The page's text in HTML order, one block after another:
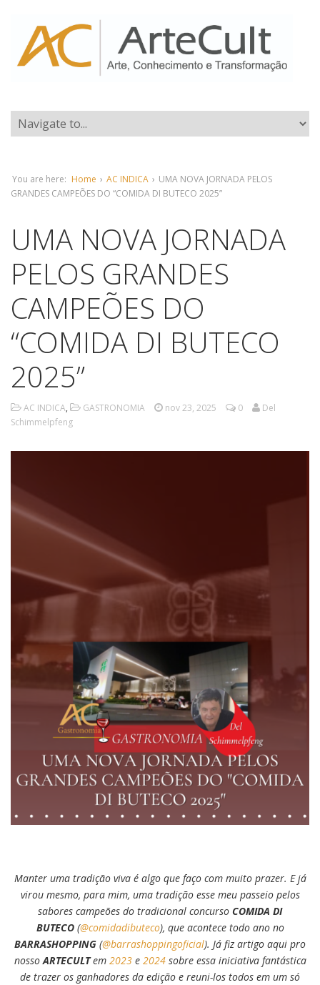
You are here: Home › AC INDICA › UMA NOVA JORNADA PELOS
GRANDES CAMPEÕES DO “COMIDA DI BUTECO 2025”
UMA NOVA JORNADA
PELOS GRANDES
CAMPEÕES DO
“COMIDA DI BUTECO
2025”
AC INDICA, GASTRONOMIA nov 23, 2025 0
Del
Schimmelpfeng
Manter uma tradição viva é algo que faço com muito prazer. E já
virou mesmo, para mim, uma tradição esse meu passeio pelos
sabores campeões do tradicional concurso COMIDA DI
BUTECO(@comidadibuteco), que acontece todo ano no
BARRASHOPPING (@barrashoppingoficial). Já fiz artigo aqui pro
nosso ARTECULTem 2023e 2024sobre essa iniciativa fantástica
de trazer os ganhadores da edição e reuni-los todos em um só